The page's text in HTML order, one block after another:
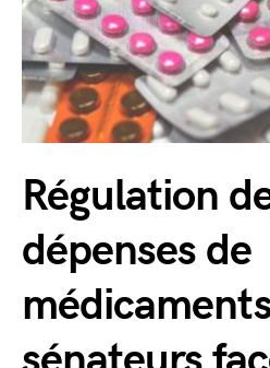
Régulation
dépenses de